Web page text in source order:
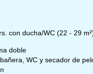
con ducha/WC (22 - 29
doble
WC y secador de